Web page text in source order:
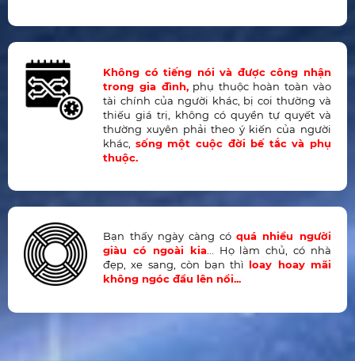
Không có tiếng nói và được công nhận
trong gia đình,phụ thuộc hoàn toàn vào
tài chính của người khác, bị coi thường và
thiếu giá trị, không có quyền tự quyết và
thường xuyên phải theo ý kiến của người
khác, sống một cuộc đời bế tắc và phụ
thuộc.
Bạn thấy ngày càng cóquá nhiều người
giàu có ngoài kia... Họ làm chủ, có nhà
đẹp, xe sang, còn bạn thì loay hoay mãi
không ngóc đầu lên nổi...